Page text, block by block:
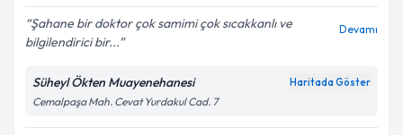
Şahane bir doktor çok samimi çok sıcakkanlı ve
bilgilendirici bir...
Devamı
Süheyl Ökten Muayenehanesi Haritada Göster
Cemalpaşa Mah. Cevat Yurdakul Cad. 7